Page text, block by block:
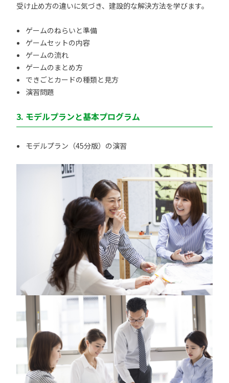
受け止め方の違いに気づき、建設的な解決方法を学びます。
ゲームのねらいと準備
ゲームセットの内容
ゲームの流れ
ゲームのまとめ方
できごとカードの種類と見方
演習問題
3. モデルプランと基本プログラム
モデルプラン（45分版）の演習